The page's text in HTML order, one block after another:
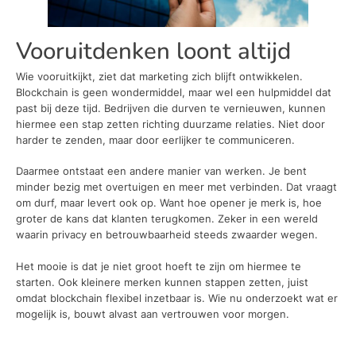
Vooruitdenken loont altijd
Wie vooruitkijkt, ziet dat marketing zich blijft ontwikkelen.
Blockchain is geen wondermiddel, maar wel een hulpmiddel dat
past bij deze tijd. Bedrijven die durven te vernieuwen, kunnen
hiermee een stap zetten richting duurzame relaties. Niet door
harder te zenden, maar door eerlijker te communiceren.
Daarmee ontstaat een andere manier van werken. Je bent
minder bezig met overtuigen en meer met verbinden. Dat vraagt
om durf, maar levert ook op. Want hoe opener je merk is, hoe
groter de kans dat klanten terugkomen. Zeker in een wereld
waarin privacy en betrouwbaarheid steeds zwaarder wegen.
Het mooie is dat je niet groot hoeft te zijn om hiermee te
starten. Ook kleinere merken kunnen stappen zetten, juist
omdat blockchain flexibel inzetbaar is. Wie nu onderzoekt wat er
mogelijk is, bouwt alvast aan vertrouwen voor morgen.